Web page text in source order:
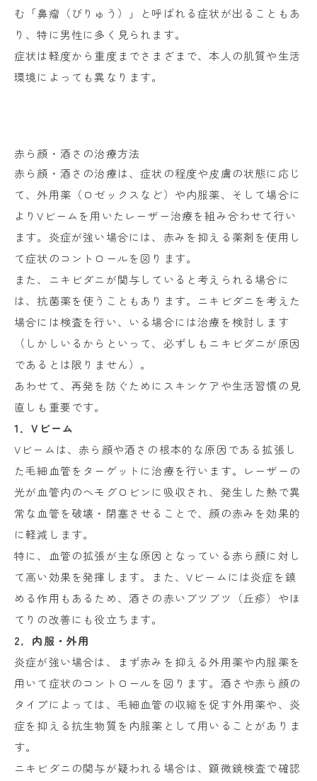
む「鼻瘤（びりゅう）」と呼ばれる症状が出ることもあ
り、特に男性に多く見られます。
症状は軽度から重度までさまざまで、本人の肌質や生活
環境によっても異なります。
赤ら顔・酒さの治療方法
赤ら顔・酒さの治療は、症状の程度や皮膚の状態に応じ
て、外用薬（ロゼックスなど）や内服薬、そして場合に
よりVビームを用いたレーザー治療を組み合わせて行い
ます。炎症が強い場合には、赤みを抑える薬剤を使用し
て症状のコントロールを図ります。
また、ニキビダニが関与していると考えられる場合に
は、抗菌薬を使うこともあります。ニキビダニを考えた
場合には検査を行い、いる場合には治療を検討します
（しかしいるからといって、必ずしもニキビダニが原因
であるとは限りません）。
あわせて、再発を防ぐためにスキンケアや生活習慣の見
直しも重要です。
1．Vビーム
Vビームは、赤ら顔や酒さの根本的な原因である拡張し
た毛細血管をターゲットに治療を行います。レーザーの
光が血管内のヘモグロビンに吸収され、発生した熱で異
常な血管を破壊・閉塞させることで、顔の赤みを効果的
に軽減します。
特に、血管の拡張が主な原因となっている赤ら顔に対し
て高い効果を発揮します。また、Vビームには炎症を鎮
める作用もあるため、酒さの赤いブツブツ（丘疹）やほ
てりの改善にも役立ちます。
2．内服・外用
炎症が強い場合は、まず赤みを抑える外用薬や内服薬を
用いて症状のコントロールを図ります。酒さや赤ら顔の
タイプによっては、毛細血管の収縮を促す外用薬や、炎
症を抑える抗生物質を内服薬として用いることがありま
す。
ニキビダニの関与が疑われる場合は、顕微鏡検査で確認